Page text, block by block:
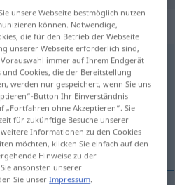
anklicken/antippen)
unsere Webseite bestmöglich nutzen
können. Notwendige,
die für den Betrieb der Webseite
unserer Webseite erforderlich sind,
immer auf Ihrem Endgerät
Cookies, die der Bereitstellung
werden nur gespeichert, wenn Sie uns
Button Ihr Einverständnis
„Fortfahren ohne Akzeptieren“. Sie
für zukünftige Besuche unserer
Informationen zu den Cookies
möchten, klicken Sie einfach auf den
Hinweise zu der
ansonsten unserer
Sie unserImpressum.